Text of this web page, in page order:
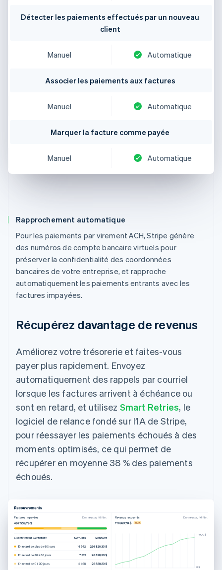
Rapprochement automatique
Pour les paiements par virement ACH, Stripe génère
des numéros de compte bancaire virtuels pour
préserver la confidentialité des coordonnées
bancaires de votre entreprise, et rapproche
automatiquement les paiements entrants avec les
factures impayées.
Détecter les paiements effectués par un nouveau
client
Manuel Automatique
Associer les paiements aux factures
Manuel Automatique
Marquer la facture comme payée
Manuel Automatique
Récupérez davantage de revenus
Améliorez votre trésorerie et faites-vous
payer plus rapidement. Envoyez
automatiquement des rappels par courriel
lorsque les factures arrivent à échéance ou
sont en retard, et utilisez Smart Retries, le
logiciel de relance fondé sur l’IA de Stripe,
pour réessayer les paiements échoués à des
moments optimisés, ce qui permet de
récupérer en moyenne 38 % des paiements
échoués.